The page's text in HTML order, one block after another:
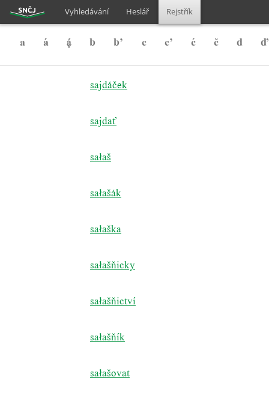
Vyhledávání Heslář Rejstřík
a á  b b’ c c’ ć č d ď
sajdáček
sajdať
sałaš
sałašák
sałaška
sałašňicky
sałašňictví
sałašňík
sałašovat